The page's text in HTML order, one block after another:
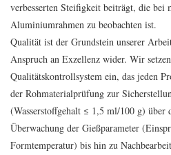
verbesserten Steifigkeit beiträgt, die bei
Aluminiumrahmen zu beobachten ist.
Qualität ist der Grundstein unserer
Anspruch an Exzellenz wider. Wir
Qualitätskontrollsystem ein, das jeden
der Rohmaterialprüfung zur
(Wasserstoffgehalt ≤ 1,5 ml/100 g) über
Überwachung der Gießparameter
Formtemperatur) bis hin zu